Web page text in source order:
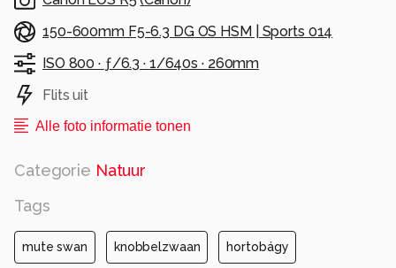
150-600mm F5-6.3 DG OS HSM | Sports 014
ISO 800 · ƒ/6.3 · 1/640s · 260mm
Flits uit
Alle foto informatie tonen
Categorie Natuur
Tags
mute swan knobbelzwaan hortobágy